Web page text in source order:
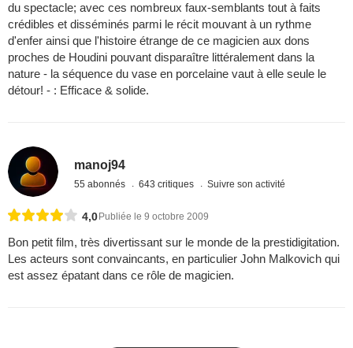
du spectacle; avec ces nombreux faux-semblants tout à faits
crédibles et disséminés parmi le récit mouvant à un rythme
d'enfer ainsi que l'histoire étrange de ce magicien aux dons
proches de Houdini pouvant disparaître littéralement dans la
nature - la séquence du vase en porcelaine vaut à elle seule le
détour! - : Efficace & solide.
manoj94
55 abonnés 643 critiques Suivre son activité
4,0 Publiée le 9 octobre 2009
Bon petit film, très divertissant sur le monde de la prestidigitation.
Les acteurs sont convaincants, en particulier John Malkovich qui
est assez épatant dans ce rôle de magicien.